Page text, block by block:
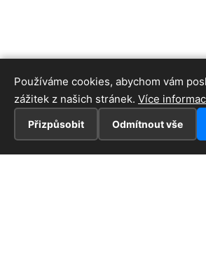
Používáme cookies, abychom vám
zážitek z našich stránek. Více
Přizpůsobit Odmítnout vše